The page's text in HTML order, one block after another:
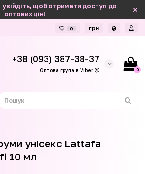
увійдіть, щоб отримати доступ до
оптових цін!
0 грн
+38 (093) 387-38-37
Оптова група в Viber 0
унісекс Lattafa
10 мл